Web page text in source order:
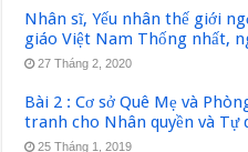
Nhân sĩ, Yếu nhân thế giới
giáo Việt Nam Thống nhất,
27 Tháng 2, 2020
Bài 2 : Cơ sở Quê Mẹ và
tranh cho Nhân quyền và Tự
25 Tháng 1, 2019